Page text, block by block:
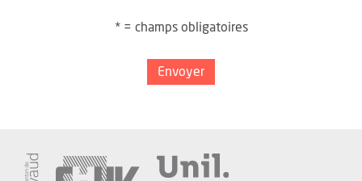
* = champs obligatoires
Envoyer